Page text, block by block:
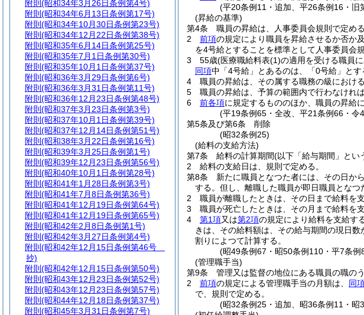
(平20条例11・追加、平26条例16・
(昇給の基準)
第4条
職員の昇給は、人事委員会規則で定め
2
前項の規定により職員を昇給させるか否か
を4号給とすることを標準として人事委員会
3
55歳(医療職給料表(1)の適用を受ける職員
同項中「4号給」とあるのは、「0号給」とす
4
職員の昇給は、その属する職務の級におけ
5
職員の昇給は、予算の範囲内で行わなければ
6
前各項に規定するもののほか、職員の昇給
(平19条例65・全改、平21条例66・令
第5条及び第6条
削除
(昭32条例25)
(給料の支給方法)
第7条
給料の計算期間(以下「給与期間」とい
2
給料の支給日は、規則で定める。
第8条
新たに職員となつた者には、その日か
する。 但し、離職した職員が即日職員となつ
2
職員が離職したときは、その日まで給料を支
3
職員が死亡したときは、その月まで給料を支
4
第1項又は第2項の規定により給料を支給す
きは、その給料額は、その給与期間の現日数
割りによつて計算する。
(昭49条例67・昭50条例110・平7条例
(管理職手当)
第9条
管理又は監督の地位にある職員の職の
2
前項の規定による管理職手当の月額は、 同
で、規則で定める。
(昭32条例25・追加、昭36条例11・
附則 (昭和34年3月26日条例第4号)
附則 (昭和34年6月13日条例第17号)
附則 (昭和34年10月30日条例第23号)
附則 (昭和34年12月22日条例第38号)
附則 (昭和35年6月14日条例第25号)
附則 (昭和35年7月1日条例第30号)
附則 (昭和35年10月1日条例第37号)
附則 (昭和36年3月29日条例第6号)
附則 (昭和36年3月31日条例第11号)
附則 (昭和36年12月23日条例第48号)
附則 (昭和37年3月23日条例第3号)
附則 (昭和37年10月1日条例第39号)
附則 (昭和37年12月14日条例第51号)
附則 (昭和38年3月22日条例第16号)
附則 (昭和39年3月25日条例第1号)
附則 (昭和39年12月23日条例第56号)
附則 (昭和40年10月1日条例第28号)
附則 (昭和41年1月28日条例第3号)
附則 (昭和41年7月8日条例第36号)
附則 (昭和41年12月19日条例第64号)
附則 (昭和41年12月19日条例第65号)
附則 (昭和42年2月8日条例第1号)
附則 (昭和42年3月27日条例第4号)
附則 (昭和42年12月15日条例第46号
抄)
附則 (昭和42年12月15日条例第50号)
附則 (昭和43年12月23日条例第52号)
附則 (昭和43年12月23日条例第57号)
附則 (昭和44年12月18日条例第37号)
附則 (昭和45年3月31日条例第7号)